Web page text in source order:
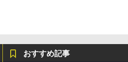
おすすめ記事